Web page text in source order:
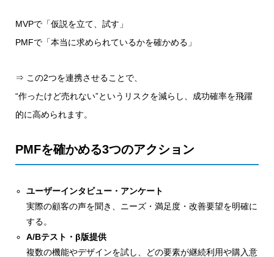
MVPで「仮説を立て、試す」
PMFで「本当に求められているかを確かめる」
⇒ この2つを連携させることで、
“作ったけど売れない”というリスクを減らし、成功確率を飛躍
的に高められます。
PMFを確かめる3つのアクション
ユーザーインタビュー・アンケート
実際の顧客の声を聞き、ニーズ・満足度・改善要望を明確に
する。
A/Bテスト・β版提供
複数の機能やデザインを試し、どの要素が継続利用や購入意